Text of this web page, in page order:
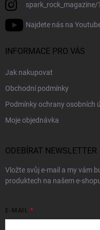
spark_rock_magazine/
Najdete nás na
INFORMACE PRO VÁS
Jak nakupovat
Obchodní podmínky
Podmínky ochrany osobních
Moje objednávka
ODEBÍRAT NEWSLETTER
Vložte svůj e-mail a my vám
produktech na našem e-
E-MAIL